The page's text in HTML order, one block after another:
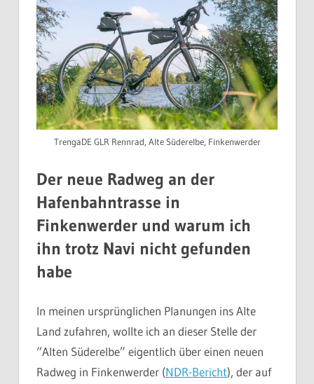
TrengaDE GLR Rennrad, Alte Süderelbe, Finkenwerder
Der neue Radweg an der
Hafenbahntrasse in
Finkenwerder und warum ich
ihn trotz Navi nicht gefunden
habe
In meinen ursprünglichen Planungen ins Alte
Land zufahren, wollte ich an dieser Stelle der
“Alten Süderelbe” eigentlich über einen neuen
Radweg in Finkenwerder (NDR-Bericht), der auf